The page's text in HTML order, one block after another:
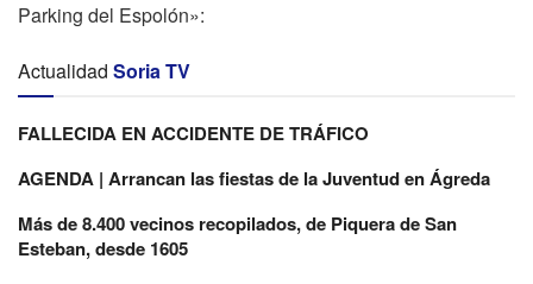
Parking del Espolón»:
Actualidad Soria TV
FALLECIDA EN ACCIDENTE DE TRÁFICO
AGENDA | Arrancan las fiestas de la Juventud en Ágreda
Más de 8.400 vecinos recopilados, de Piquera de San
Esteban, desde 1605